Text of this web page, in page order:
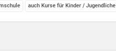
auch Kurse für Kinder / Jugendliche